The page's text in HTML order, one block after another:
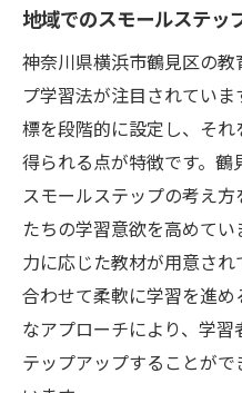
地域でのスモールステッ
神奈川県横浜市鶴見区の
プ学習法が注目されてい
標を段階的に設定し、そ
得られる点が特徴です。
スモールステップの考え
たちの学習意欲を高めて
力に応じた教材が用意さ
合わせて柔軟に学習を進
なアプローチにより、学
テップアップすることが